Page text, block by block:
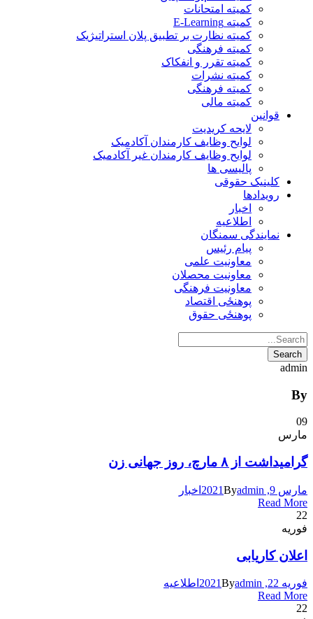
کمیته امتحانات
کمیته E-Learning
کمیته نظارت بر تطبیق پلان استراتیژیک
کمیته فرهنگی
کمیته تقرر و انفکاک
کمیته نشرات
کمیته فرهنگی
کمیته مالی
قوانین
لایحه کریدیت
لوایح وظایف کارمندان آکادمیک
لوایح وظایف کارمندان غیر آکادمیک
پالیسی ها
کلینیک حقوقی
رویدادها
اخبار
اطلاعیه
نمایندگی سمنگان
پیام رئیس
معاونیت علمی
معاونیت محصلان
معاونیت فرهنگی
پوهنځی اقتصاد
پوهنځی حقوق
admin
By
09
مارس
گرامیداشت از ۸ مارچ، روز جهانی زن
مارس 9, 2021 Byadmin
اخبار
Read More
22
فوریه
اعلان کاریابی
فوریه 22, 2021 Byadmin
اطلاعیه
Read More
22